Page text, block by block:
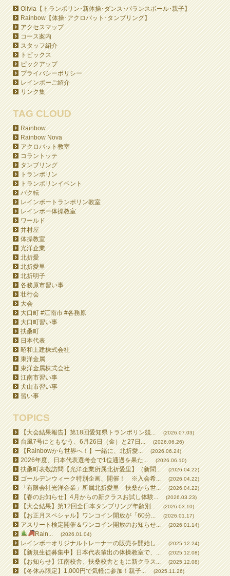
Olivia【トランポリン･新体操･ダンス･バランスボール･親子】
Rainbow【体操･アクロバット･タンブリング】
アクセスマップ
コース案内
スタッフ紹介
トピックス
ピックアップ
プライバシーポリシー
レインボーご紹介
リンク集
TAG CLOUD
Rainbow
Rainbow Nova
アクロバット教室
コラントッテ
タンブリング
トランポリン
トランポリンイベント
バク転
レインボートランポリン教室
レインボー体操教室
ワールド
井村屋
体操教室
光洋企業
北折愛
北折愛里
北折明子
各務原市習い事
壮行会
大会
大口町 #江南市 #各務原
大口町習い事
扶桑町
日本代表
昭和土建株式会社
東洋金属
東洋金属株式会社
江南市習い事
犬山市習い事
習い事
TOPICS
【大会結果報告】第18回愛知県トランポリン競... (2026.07.03)
台風7号にともなう、6月26日（金）と27日... (2026.06.26)
【Rainbowから世界へ！】一緒に、北折愛... (2026.06.24)
2026年度、日本代表選考会で1位通過を果た... (2026.06.10)
扶桑町表敬訪問【光洋企業所属北折愛里】（新聞... (2026.04.22)
ゴールデンウィーク特別企画、開催！ ※入会希... (2026.04.22)
「有限会社光洋企業」所属北折愛里 扶桑から世... (2026.04.22)
【春のお知らせ】4月からの新クラスお試し体験... (2026.03.23)
【大会結果】第12回全日本タンブリング年齢別... (2026.03.10)
【お正月スペシャル】ワンコイン開放が「60分... (2026.01.17)
アスリート検定開催＆ワンコイン開放のお知らせ... (2026.01.14)
Rain... (2026.01.04)
レインボーオリジナルトレーナーの販売を開始し... (2025.12.24)
【新規生徒募集中】日本代表輩出の体操教室で、... (2025.12.08)
【お知らせ】江南校舎、扶桑校舎ともに新クラス... (2025.12.08)
【冬休み限定】1,000円で気軽に参加！親子... (2025.11.26)